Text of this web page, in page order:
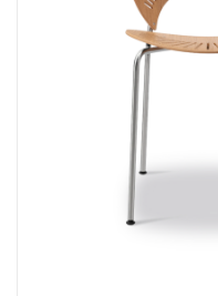
HEALTHY LIVING 健康家居
LATEST ARRIVALS 最新扺港
FREDERICIA 系列